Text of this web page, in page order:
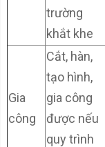
trường
khắt khe
Gia
công
Cắt, hàn,
tạo hình,
gia công
được nếu
quy trình